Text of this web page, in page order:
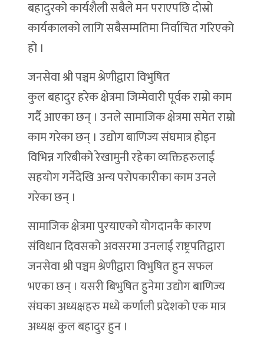
बहादुरको कार्यशैली सबैले मन पराएपछि दोस्रो
कार्यकालको लागि सबैसम्मतिमा निर्वाचित गरिएको
हो ।
जनसेवा श्री पञ्चम श्रेणीद्वारा विभुषित
कुल बहादुर हरेक क्षेत्रमा जिम्मेवारी पूर्वक राम्रो काम
गर्दै आएका छन् । उनले सामाजिक क्षेत्रमा समेत राम्रो
काम गरेका छन् । उद्योग बाणिज्य संघमात्र होइन
विभिन्न गरिबीको रेखामुनी रहेका व्यक्तिहरुलाई
सहयोग गर्नेदेखि अन्य परोपकारीका काम उनले
गरेका छन् ।
सामाजिक क्षेत्रमा पुरयाएको योगदानकै कारण
संविधान दिवसको अवसरमा उनलाई राष्ट्रपतिद्वारा
जनसेवा श्री पञ्चम श्रेणीद्वारा विभुषित हुन सफल
भएका छन् । यसरी बिभुषित हुनेमा उद्योग बाणिज्य
संघका अध्यक्षहरु मध्ये कर्णाली प्रदेशको एक मात्र
अध्यक्ष कुल बहादुर हुन ।